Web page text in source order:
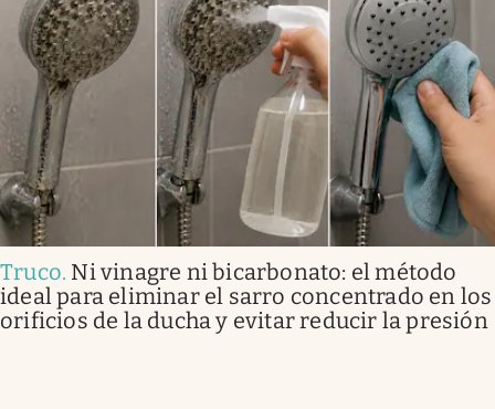
Truco. Ni vinagre ni bicarbonato: el método
ideal para eliminar el sarro concentrado en los
orificios de la ducha y evitar reducir la presión